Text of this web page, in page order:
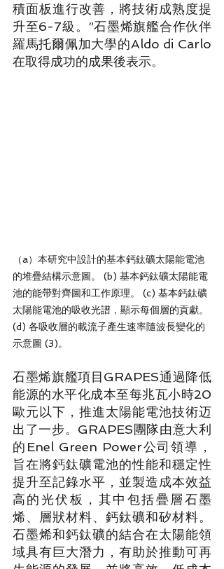
積面板進行改善，將技術成熟度提
升至6-7級。”石墨烯旗艦合作伙伴
羅馬托爾佩加大學的Aldo di Carlo
在取得成功的成果後表示。
（a）本研究中設計的基本鈣鈦礦太陽能電池
的堆疊結構示意圖。 (b) 基本鈣鈦礦太陽能電
池的能帶對齊圖和工作原理。 (c) 基本鈣鈦礦
太陽能電池的吸收光譜，顯示每個層的貢獻。
(d) 各吸收層的載流子產生速率隨波長變化的
示意圖 (3)。
石墨烯旗艦項目GRAPES通過降低
能源的水平化成本至每兆瓦小時20
歐元以下，推進太陽能電池技術迈
出了一步。GRAPES團隊由意大利
的Enel Green Power公司領導，
旨在將鈣鈦礦電池的性能和穩定性
提升至記錄水平，並製造成本效益
高的光伏板，其中包括疊層石墨
烯、層狀材料、鈣鈦礦和矽材料。
石墨烯和鈣鈦礦的結合在太陽能領
域具有巨大潛力，有助於推動可再